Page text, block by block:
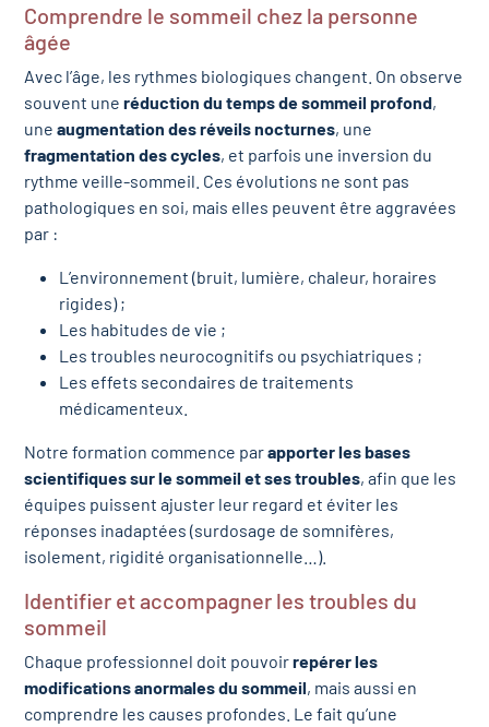
Comprendre le sommeil chez la personne
âgée
Avec l’âge, les rythmes biologiques changent. On observe
souvent uneréduction du temps de sommeil profond,
uneaugmentation des réveils nocturnes, une
fragmentation des cycles, et parfois une inversion du
rythme veille-sommeil. Ces évolutions ne sont pas
pathologiques en soi, mais elles peuvent être aggravées
par :
L’environnement (bruit, lumière, chaleur, horaires
rigides) ;
Les habitudes de vie ;
Les troubles neurocognitifs ou psychiatriques ;
Les effets secondaires de traitements
médicamenteux.
Notre formation commence parapporter les bases
scientifiques sur le sommeil et ses troubles, afin que les
équipes puissent ajuster leur regard et éviter les
réponses inadaptées (surdosage de somnifères,
isolement, rigidité organisationnelle…).
Identifier et accompagner les troubles du
sommeil
Chaque professionnel doit pouvoirrepérer les
modifications anormales du sommeil, mais aussi en
comprendre les causes profondes. Le fait qu’une